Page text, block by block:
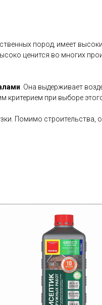
пород, имеет
ценится во многих
. Она выдерживает
при выборе
Помимо строительства,